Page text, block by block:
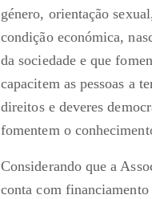
género, orientação
condição económica,
da sociedade e que
capacitem as pessoas a
direitos e deveres
fomentem o
Considerando que a
conta com